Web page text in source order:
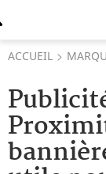
ACCUEIL